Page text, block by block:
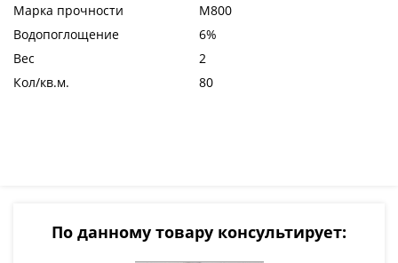
Марка прочности
М800
Водопоглощение
6%
Вес
2
Кол/кв.м.
80
По данному товару консультирует: